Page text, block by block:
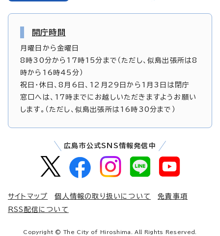
開庁時間
月曜日から金曜日
8時30分から17時15分まで（ただし、似島出張所は8
時から16時45分）
祝日・休日、8月6日、12月29日から1月3日は閉庁
窓口へは、17時までにお越しいただきますようお願い
します。（ただし、似島出張所は16時30分まで）
広島市公式SNS情報発信中
サイトマップ 個人情報の取り扱いについて
免責事項
RSS配信について
Copyright © The City of Hiroshima. All Rights Reserved.